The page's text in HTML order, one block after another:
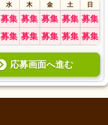
水 木 金 土 日
募集 募集 募集 募集 募集
募集 募集 募集 募集 募集
応募画面へ進む